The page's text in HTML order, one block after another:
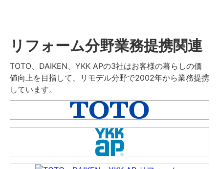
リフォーム分野業務提携関連
TOTO、DAIKEN、YKK APの3社はお客様の暮らしの価
値向上を目指して、リモデル分野で2002年から業務提携
しています。